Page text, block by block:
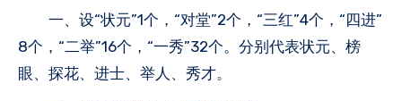
一、设“状元”1个，“对堂”2个，“三红”4个，“四进”
8个，“二举”16个，“一秀”32个。分别代表状元、榜
眼、探花、进士、举人、秀才。